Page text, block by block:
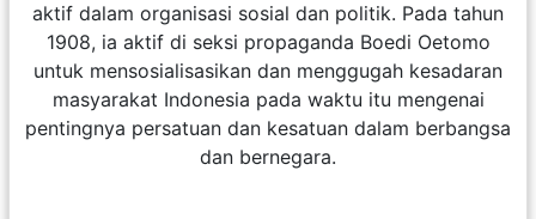
aktif dalam organisasi sosial dan politik. Pada tahun
1908, ia aktif di seksi propaganda Boedi Oetomo
untuk mensosialisasikan dan menggugah kesadaran
masyarakat Indonesia pada waktu itu mengenai
pentingnya persatuan dan kesatuan dalam berbangsa
dan bernegara.